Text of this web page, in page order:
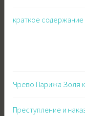
краткое
Чрево Парижа Золя
Преступление и